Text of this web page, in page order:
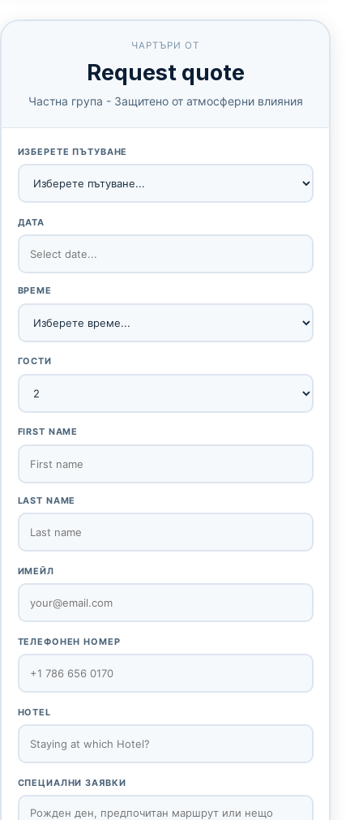
ЧАРТЪРИ ОТ
Request quote
Частна група - Защитено от атмосферни влияния
ИЗБЕРЕТЕ ПЪТУВАНЕ
ДАТА
ВРЕМЕ
ГОСТИ
FIRST NAME
LAST NAME
ИМЕЙЛ
ТЕЛЕФОНЕН НОМЕР
HOTEL
СПЕЦИАЛНИ ЗАЯВКИ